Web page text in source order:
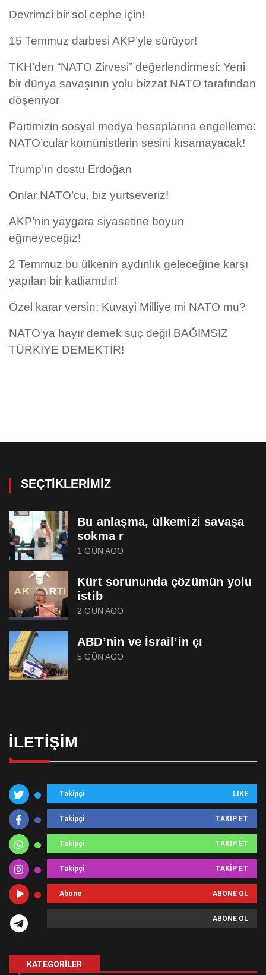
Devrimci bir sol cephe için!
15 Temmuz darbesi AKP’yle sürüyor!
TKH’den “NATO Zirvesi” değerlendirmesi: Yeni
bir dünya savaşının yolu bizzat NATO tarafından
döşeniyor
Partimizin sosyal medya hesaplarına engelleme:
NATO’cular komünistlerin sesini kısamayacak!
Trump’ın dostu Erdoğan
Onlar NATO’cu, biz yurtseveriz!
AKP’nin yaygara siyasetine boyun
eğmeyeceğiz!
2 Temmuz bu ülkenin aydınlık geleceğine karşı
yapılan bir katliamdır!
Özel karar versin: Kuvayi Milliye mi NATO mu?
NATO’ya hayır demek suç değil BAĞIMSIZ
TÜRKİYE DEMEKTİR!
SEÇTIKLERIMIZ
Bu anlaşma, ülkemizi savaşa
sokma r
1 GÜN AGO
Kürt sorununda çözümün yolu
istib
2 GÜN AGO
ABD’nin ve İsrail’in çı
5 GÜN AGO
İLETIŞIM
Takipçi LIKE
Takipçi TAKIP ET
Takipçi TAKIP ET
Takipçi TAKIP ET
Abone ABONE OL
ABONE OL
KATEGORILER